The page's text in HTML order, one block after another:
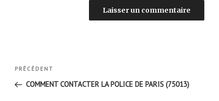
Navigation
l’article
Article
précédent
PRÉCÉDENT
COMMENT CONTACTER LA POLICE DE PARIS (75013)